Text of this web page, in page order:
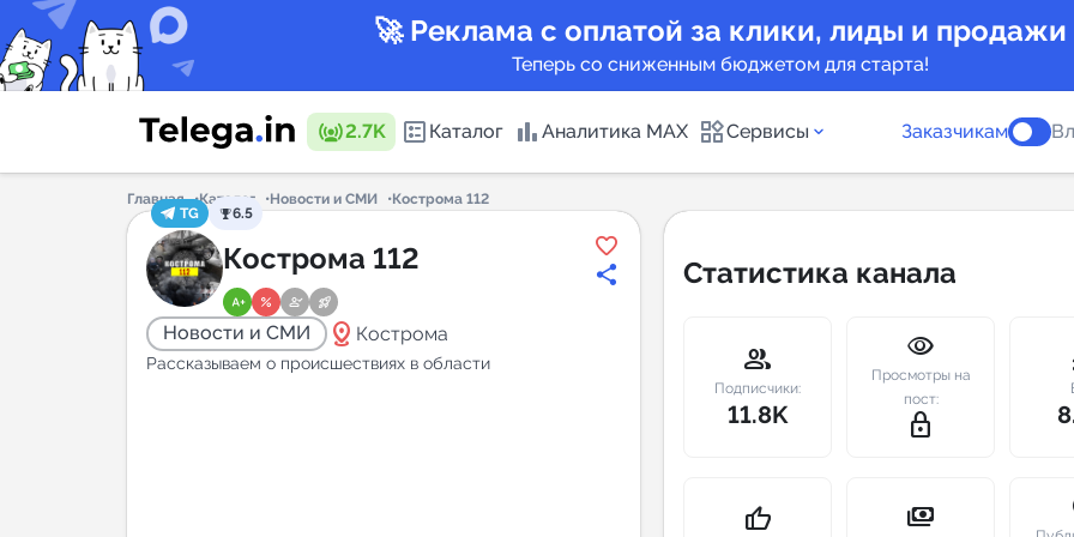
🚀 Реклама с оплатой за клики, лиды и продажи
Теперь со сниженным бюджетом для старта!
2.7K Каталог Аналитика MAX Сервисы
Каталог каналов
Горящие предложения
Индекс
Telegram
New
Заказчикам
Главная Каталог Новости и СМИ
Кострома 112
TG
6.5
Кострома 112
Новости и СМИ distance Кострома
Рассказываем о происшествиях в области
Статистика канала
group
Подписчики:
11.8K
visibility
Просмотры на
пост:
lock_outline
thumb_up payments